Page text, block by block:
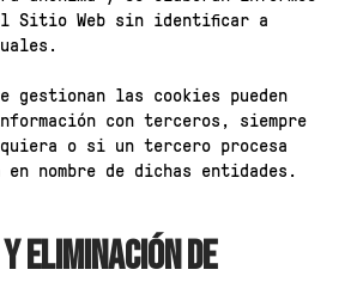
Sitio Web sin identificar a
gestionan las cookies pueden
con terceros, siempre
o si un tercero procesa
nombre de dichas entidades.
ELIMINACIÓN DE